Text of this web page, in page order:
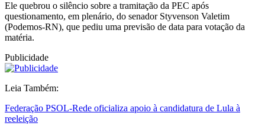
Ele quebrou o silêncio sobre a tramitação da PEC após
questionamento, em plenário, do senador Styvenson Valetim
(Podemos-RN), que pediu uma previsão de data para votação da
matéria.
Publicidade
Leia Também:
Federação PSOL-Rede oficializa apoio à candidatura de Lula à
reeleição